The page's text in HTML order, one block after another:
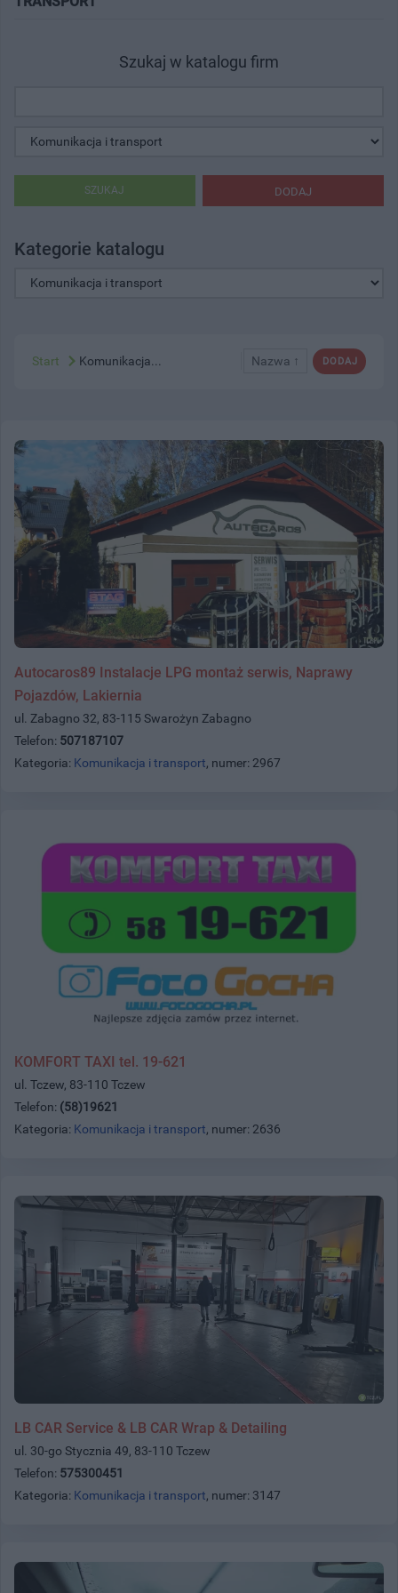
Szukaj w katalogu firm
DODAJ
SZUKAJ
Kategorie katalogu
DODAJ
Nazwa ↑
Start Komunikacja...
Autocaros89 Instalacje LPG montaż serwis, Naprawy
Pojazdów, Lakiernia
ul. Zabagno 32, 83-115 Swarożyn Zabagno
Telefon: 507187107
Kategoria: Komunikacja i transport, numer: 2967
KOMFORT TAXI tel. 19-621
ul. Tczew, 83-110 Tczew
Telefon: (58)19621
Kategoria: Komunikacja i transport, numer: 2636
LB CAR Service & LB CAR Wrap & Detailing
ul. 30-go Stycznia 49, 83-110 Tczew
Telefon: 575300451
Kategoria: Komunikacja i transport, numer: 3147